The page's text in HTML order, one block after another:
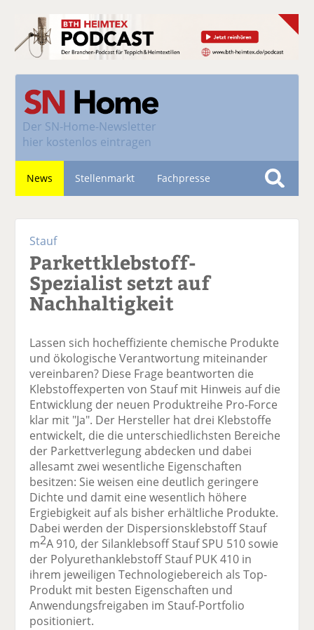
Der SN-Home-Newsletter
hier kostenlos eintragen
News Stellenmarkt Fachpresse
S
Stauf
Parkettklebstoff-
Spezialist setzt auf
Nachhaltigkeit
Lassen sich hocheffiziente chemische Produkte
und ökologische Verantwortung miteinander
vereinbaren? Diese Frage beantworten die
Klebstoffexperten von Stauf mit Hinweis auf die
Entwicklung der neuen Produktreihe Pro-Force
klar mit "Ja". Der Hersteller hat drei Klebstoffe
entwickelt, die die unterschiedlichsten Bereiche
der Parkettverlegung abdecken und dabei
allesamt zwei wesentliche Eigenschaften
besitzen: Sie weisen eine deutlich geringere
Dichte und damit eine wesentlich höhere
Ergiebigkeit auf als bisher erhältliche Produkte.
Dabei werden der Dispersionsklebstoff Stauf
m2A 910, der Silanklebsoff Stauf SPU 510 sowie
der Polyurethanklebstoff Stauf PUK 410 in
ihrem jeweiligen Technologiebereich als Top-
Produkt mit besten Eigenschaften und
Anwendungsfreigaben im Stauf-Portfolio
positioniert.